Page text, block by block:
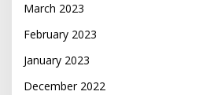
March 2023
February 2023
January 2023
December 2022